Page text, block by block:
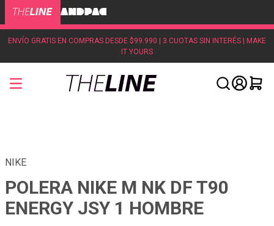
ENVÍO GRATIS EN COMPRAS DESDE $99.990 | 3 CUOTAS SIN INTERÉS | MAKE
IT YOURS
NIKE
POLERA NIKE M NK DF T90
ENERGY JSY 1 HOMBRE